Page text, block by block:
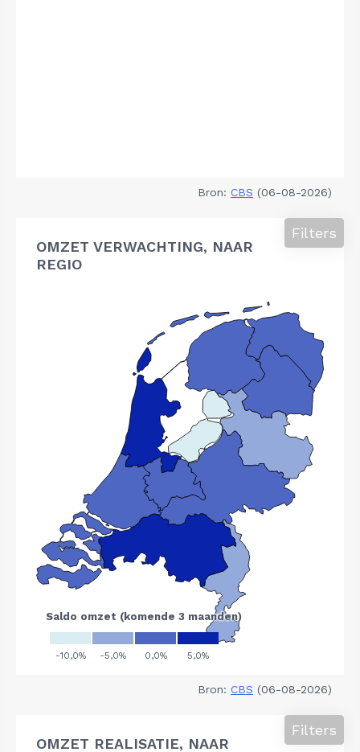
Bron: CBS (06-08-2026)
OMZET VERWACHTING, NAAR
REGIO
Filters
Bron: CBS (06-08-2026)
OMZET REALISATIE, NAAR
Filters